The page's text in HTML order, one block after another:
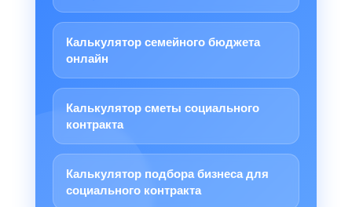
Калькулятор семейного бюджета
онлайн
Калькулятор сметы социального
контракта
Калькулятор подбора бизнеса для
социального контракта